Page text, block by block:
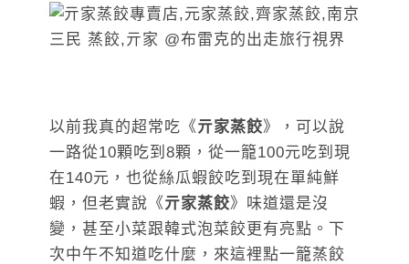
以前我真的超常吃《亓家蒸餃》，可以說
一路從10顆吃到8顆，從一籠100元吃到現
在140元，也從絲瓜蝦餃吃到現在單純鮮
蝦，但老實說《亓家蒸餃》味道還是沒
變，甚至小菜跟韓式泡菜餃更有亮點。下
次中午不知道吃什麼，來這裡點一籠蒸餃